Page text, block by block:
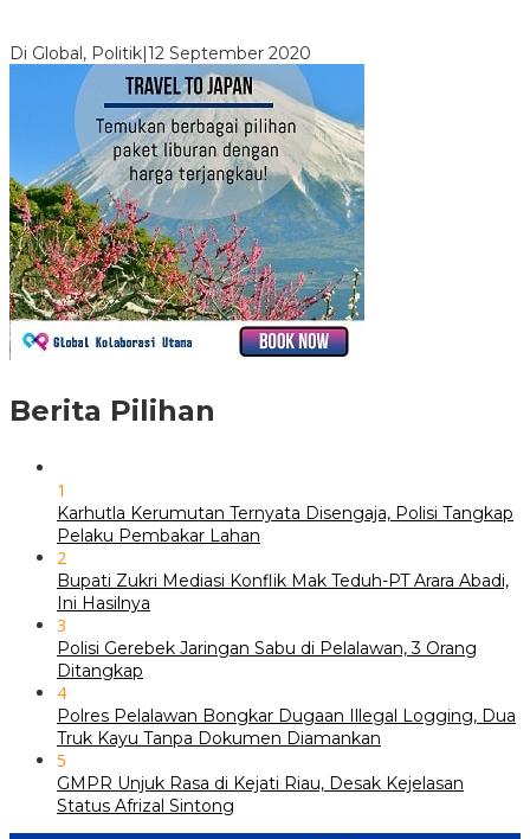
Di Global, Politik|12 September 2020
Berita Pilihan
1
Karhutla Kerumutan Ternyata Disengaja, Polisi Tangkap
Pelaku Pembakar Lahan
2
Bupati Zukri Mediasi Konflik Mak Teduh-PT Arara Abadi,
Ini Hasilnya
3
Polisi Gerebek Jaringan Sabu di Pelalawan, 3 Orang
Ditangkap
4
Polres Pelalawan Bongkar Dugaan Illegal Logging, Dua
Truk Kayu Tanpa Dokumen Diamankan
5
GMPR Unjuk Rasa di Kejati Riau, Desak Kejelasan
Status Afrizal Sintong